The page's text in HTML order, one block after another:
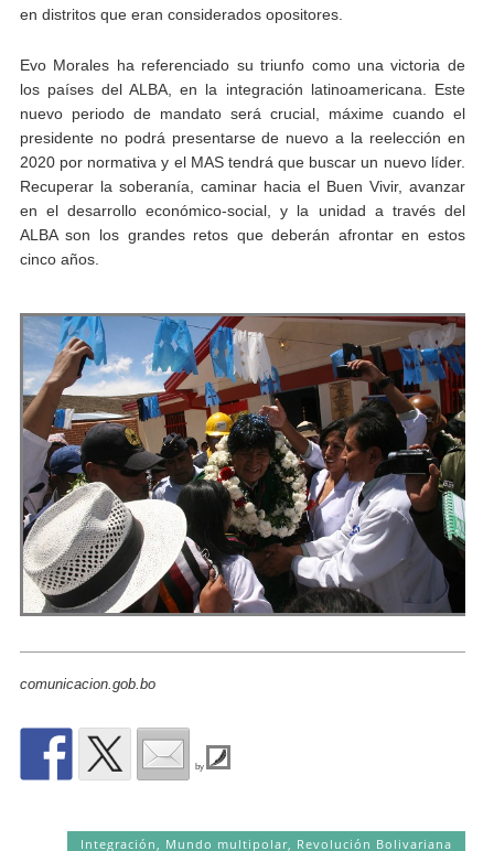
en distritos que eran considerados opositores.
Evo Morales ha referenciado su triunfo como una victoria de
los países del ALBA, en la integración latinoamericana. Este
nuevo periodo de mandato será crucial, máxime cuando el
presidente no podrá presentarse de nuevo a la reelección en
2020 por normativa y el MAS tendrá que buscar un nuevo líder.
Recuperar la soberanía, caminar hacia el Buen Vivir, avanzar
en el desarrollo económico-social, y la unidad a través del
ALBA son los grandes retos que deberán afrontar en estos
cinco años.
comunicacion.gob.bo
by
Integración, Mundo multipolar, Revolución Bolivariana